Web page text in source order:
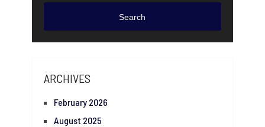
Search
ARCHIVES
February 2026
August 2025